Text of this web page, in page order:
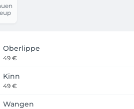
Oberlippe
49 €
Kinn
49 €
Wangen